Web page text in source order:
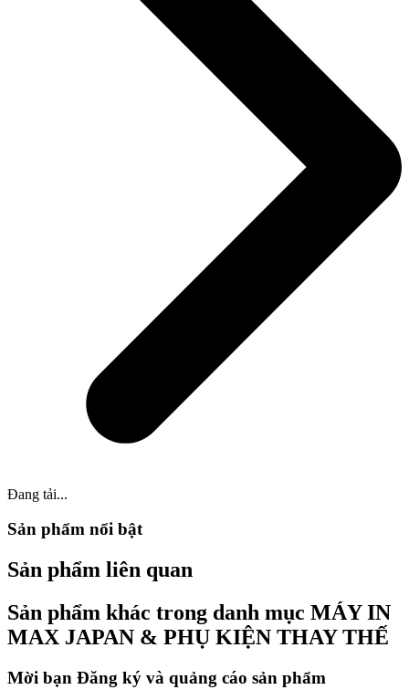
Đang tải...
Sản phẩm nổi bật
Sản phẩm liên quan
Sản phẩm khác trong danh mục MÁY IN
MAX JAPAN & PHỤ KIỆN THAY THẾ
Mời bạn Đăng ký và quảng cáo sản phẩm